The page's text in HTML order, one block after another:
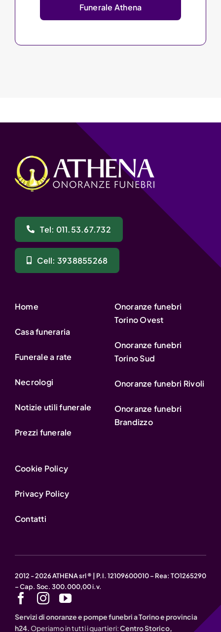
Funerale Athena
Tel: 011.53.67.732
Cell: 3938855268
Home
Casa funeraria
Funerale a rate
Necrologi
Notizie utili funerale
Prezzi funerale
Onoranze funebri
Torino Ovest
Onoranze funebri
Torino Sud
Onoranze funebri Rivoli
Onoranze funebri
Brandizzo
Cookie Policy
Privacy Policy
Contatti
2012 - 2026 ATHENA srl ® | P.I. 12109600010 – Rea: TO1265290
– Cap. Soc. 300.000,00 i.v.
Servizi di onoranze e pompe funebri a Torino e provincia
h24. Operiamo in tutti i quartieri:Centro Storico,